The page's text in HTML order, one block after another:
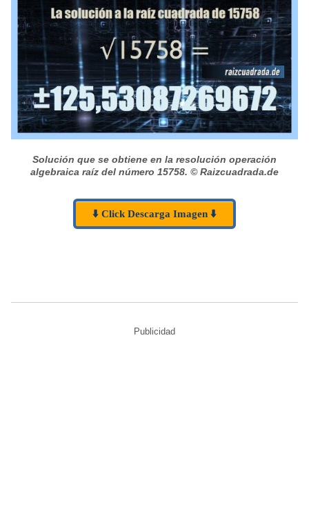
Solución que se obtiene en la resolución operación
algebraica raíz del número 15758. © Raizcuadrada.de
⬇️ Click Descarga Imagen ⬇️
Publicidad